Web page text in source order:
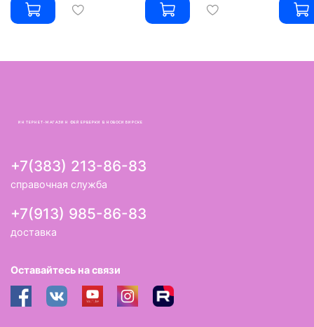
ИНТЕРНЕТ-МАГАЗИН ФЕЙЕРВЕРКИ В НОВОСИБИРСКЕ
+7(383) 213-86-83
справочная служба
+7(913) 985-86-83
доставка
Оставайтесь на связи